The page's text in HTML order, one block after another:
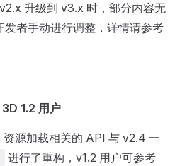
升级到 v3.x 时，部分内容无
发者手动进行调整，详情请参考
1.2 用户
源加载相关的 API 与 v2.4 一
进行了重构，v1.2 用户可参考